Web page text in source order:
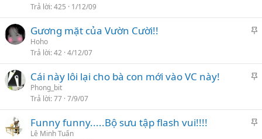
o
l
ê
o
Trả lời 425 1/12/09
l
ê
o
Gương mặt của Vườn Cười!!
Hoho
Trả lời 42 4/12/07
l
ê
Cái này lôi lại cho bà con mới vào VC này!
Phong_bit
Trả lời 77 7/9/07
Funny funny.....Bộ sưu tập flash vui!!!!
Lê Minh Tuấn